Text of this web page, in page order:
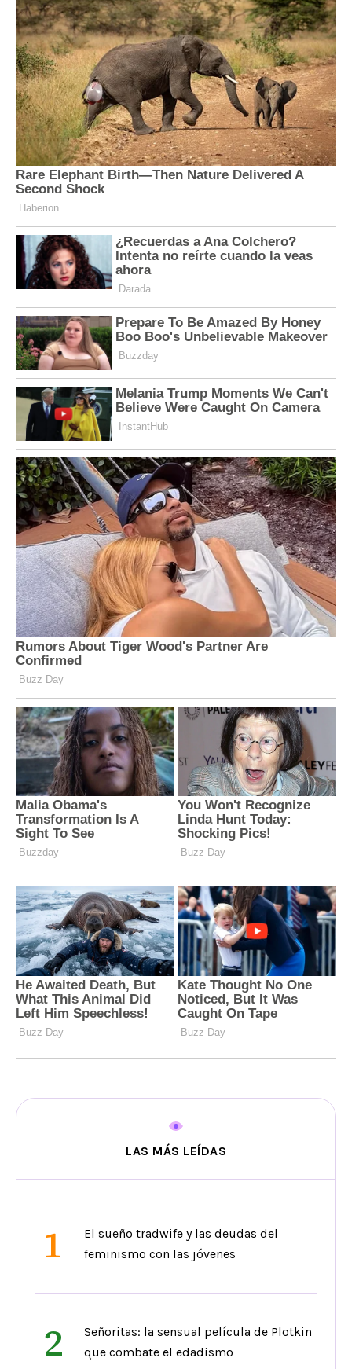
LAS MÁS LEÍDAS
1
El sueño tradwife y las deudas del
feminismo con las jóvenes
2
Señoritas: la sensual película de Plotkin
que combate el edadismo